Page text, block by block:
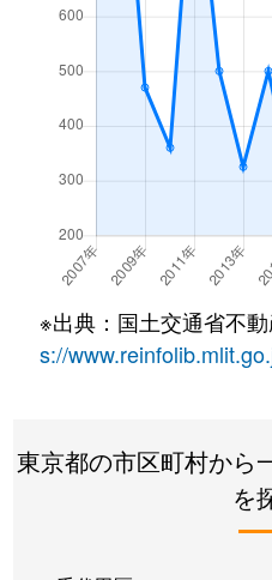
※出典：国土交通省不
s://
東京都の市区町村から
を